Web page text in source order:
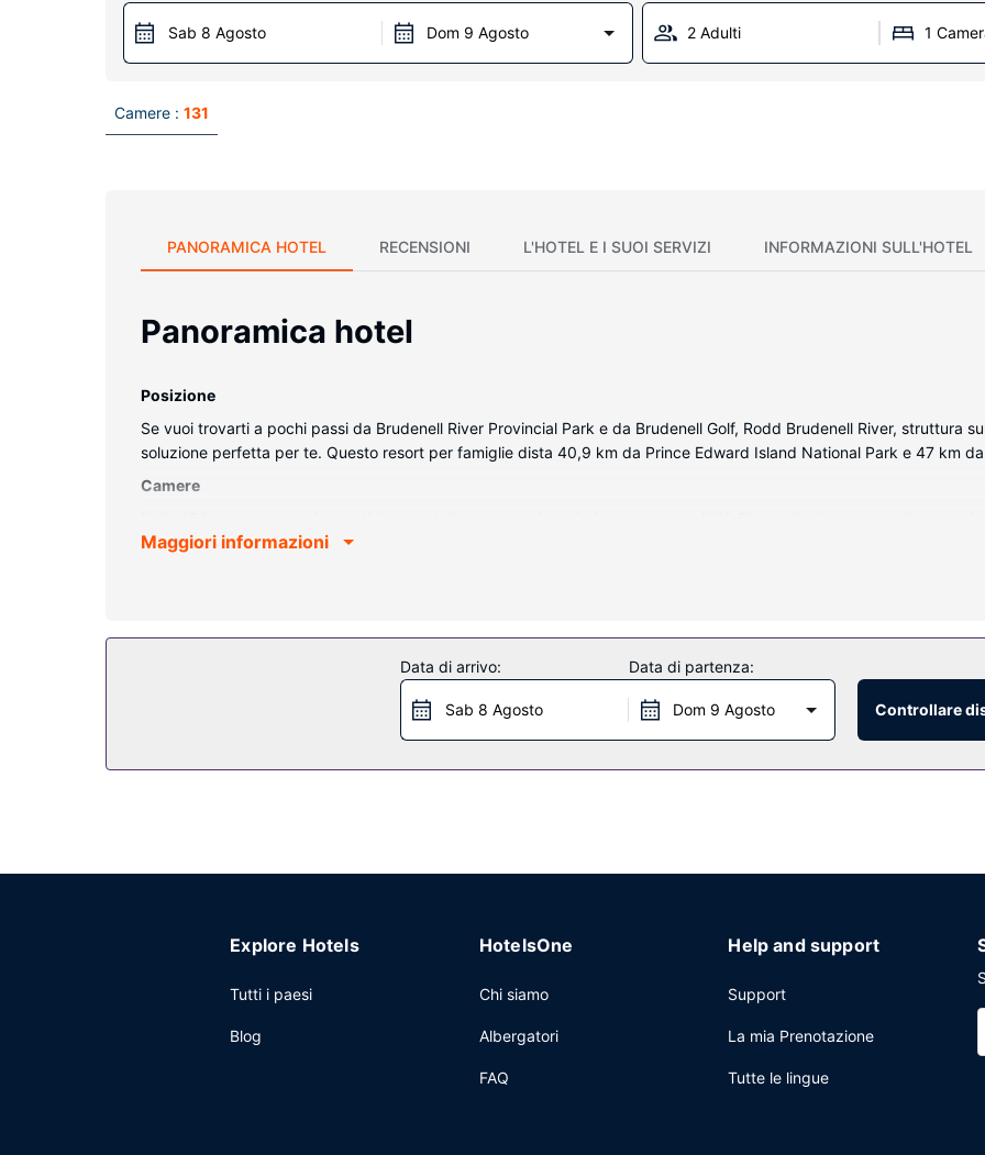
Sab 8 Agosto Dom 9 Agosto 2 Adulti 1
Camere : 131
PANORAMICA HOTEL RECENSIONI L'HOTEL E I SUOI SERVIZI INFORMAZIONI SULL'HOTEL
Panoramica hotel
Posizione
Se vuoi trovarti a pochi passi da Brudenell River Provincial Park e da Brudenell Golf, Rodd Brudenell River, struttura
soluzione perfetta per te. Questo resort per famiglie dista 40,9 km da Prince Edward Island National Park e 47 km
Camere
via cavo è l'ideale per concedersi un po' di svago. Il bagno in camera è dotato di set di cortesia gratuiti e
tennis all'aperto o una piscina all'aperto. In questo resort potrai inoltre contare su il Wi-Fi gratuito, un servizio
Se l’appetito si fa sentire, visita Club 19, piacevole ristorante che vanta un bar/lounge con vista sul campo da golf.
preferito! Presso questa struttura troverai un bar a bordo piscina davvero fantastico. La colazione preparata su
Maggiori informazioni
Data di arrivo:
Sab 8 Agosto
Data di partenza:
Dom 9 Agosto Controllare
Explore Hotels
Tutti i paesi
Blog
HotelsOne
Chi siamo
Albergatori
FAQ
Help and support
Support
La mia Prenotazione
Tutte le lingue